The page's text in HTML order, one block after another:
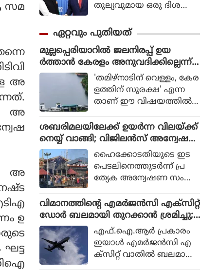
സമ
അ
അ
അ
ഉ
ഘട്ട
തുല്യവുമായ ഒരു ദിശ
വികസിക്കുന്നുവെന്ന് ഉറ
പ്പാക്കുക എന്ന പ്രഖ്യാപിത
ലക്ഷ്യത്തോടെയാണ് ഇ
തിന്റെ ആരംഭം. ചടങ്ങില്‍
യുഎന്‍ സെക്രട്ടറി ജനറല്‍
അന്റോണിയോ ഗുട്ടെറസ്
പങ്കെടുത്തു.
ഏറ്റവും പുതിയത്
മുല്ലപ്പെരിയാറില്‍ ജലനിരപ്പ് ഉയ
ര്‍ത്താന്‍ കേരളം അനുവദിക്കില്ലെന്ന്
മന്ത്രി മോന്‍സ് ജോസഫ്'തമിഴ്നാടിന് വെള്ളം, കേര
ളത്തിന് സുരക്ഷ' എന്ന
താണ് ഈ വിഷയത്തില്‍
കൃത്യമായ നിലപാടെന്നും
പുതിയ ഡാം നിര്‍മിക്കുക
മാത്രമാണ് ശാശ്വത പ
രിഹാരമെന്നും മന്ത്രി പറ
ഞ്ഞു. മുല്ലപ്പെരിയാറിലെ
ജലനിരപ്പ് ഉയര്‍ത്തുമെന്ന
തമിഴ്നാട് ബജറ്റ് പ്രഖ്യാപന
ത്തോട് പ്രതികരിക്കുക
യായിരുന്നു മന്ത്രി.
ശബരിമലയിലേക്ക് ഉയര്‍ന്ന വിലയ്ക്ക്
നെയ്യ് വാങ്ങി; വിജിലന്‍സ് അന്വേഷ
ണത്തിന് ഹൈക്കോടതി ഉത്തരവ്
ഹൈക്കോടതിയുടെ ഇട
പെടലിനെത്തുടര്‍ന്ന് പ്ര
ത്യേക അന്വേഷണ സംഘ
ന്വേഷിക്കുന്ന മൂന്നാമത്തെ
ശബരിമല വിവാദമാണിത്.
വിമാനത്തിന്റെ എമര്‍ജന്‍സി എക്‌സിറ്റ്
ഡോര്‍ ബലമായി തുറക്കാന്‍ ശ്രമിച്ചു;
മലയാളി പിടിയില്‍എഫ്.ഐ.ആര്‍ പ്രകാരം
ഇയാള്‍ എമര്‍ജന്‍സി എ
ക്‌സിറ്റ് വാതില്‍ ബലമായി